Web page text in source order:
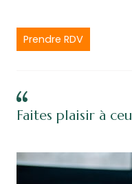
Prendre RDV
Faites plaisir à